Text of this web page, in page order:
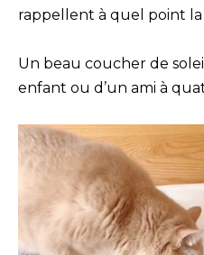
rappellent à quel point la
Un beau coucher de
enfant ou d’un ami à